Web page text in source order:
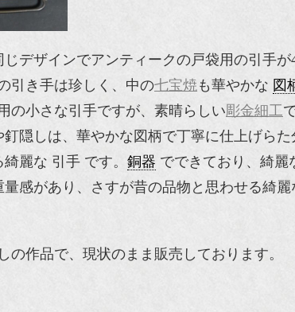
じデザインでアンティークの戸袋用の引手
引き手は珍しく、中の七宝焼も華やかな 図
の小さな引手ですが、素晴らしい彫金細工
隠しは、華やかな図柄で丁寧に仕上げら
麗な 引手 です。 銅器 でできており、綺麗
量感があり、さすが昔の品物と思わせる綺
の作品で、現状のまま販売しております。